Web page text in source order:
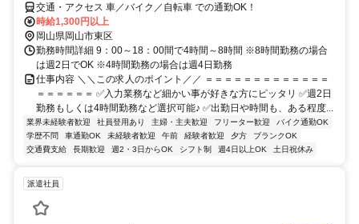
交通・アクセス 車／バイク／自転車 での通勤OK！
時給1,300円以上
岡山県岡山市東区
勤務時間詳細 9：00～18：00間で4時間～8時間 ※8時間勤務の場合
は週2日でOK ※4時間勤務の場合は週4日勤務
仕事内容 ＼＼この求人のポイント／／ ＝＝＝＝＝＝＝＝＝＝＝＝＝
＝＝＝＝＝＝ ✅入力業務など細かい事が好きな方にピッタリ ✅週2日
勤務もしくは4時間勤務など選択可能♪ ✅出勤日や時間も、ある程度...
業界未経験者歓迎 社員登用あり 主婦・主夫歓迎 フリーター歓迎
バイク通勤OK
学歴不問
車通勤OK 未経験者歓迎 午前 経験者歓迎 夕方
ブランクOK
交通費支給
長期歓迎 週2・3日からOK シフト制 週4日以上OK 土日祝休み
派遣社員